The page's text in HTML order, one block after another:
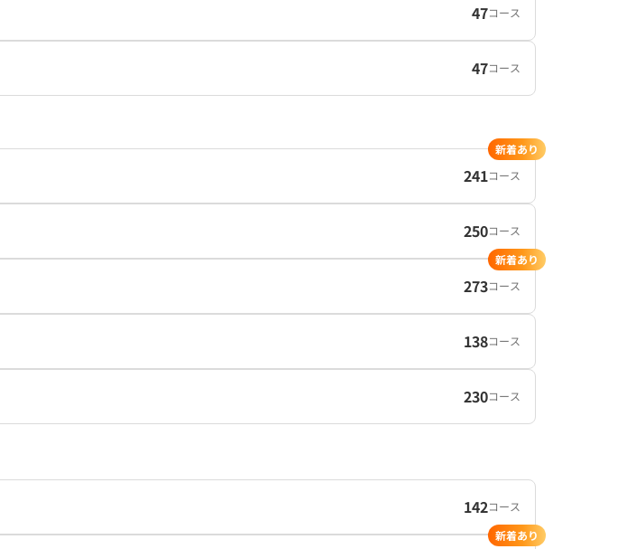
47コース
47コース
241コース
新着あり
250コース
273コース
新着あり
138コース
230コース
142コース
新着あり